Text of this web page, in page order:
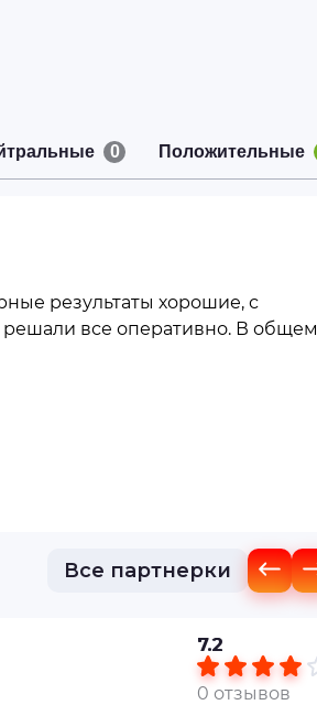
0 Положительные
результаты хорошие, с
все оперативно. В общем
Все партнерки
7.2
0 отзывов